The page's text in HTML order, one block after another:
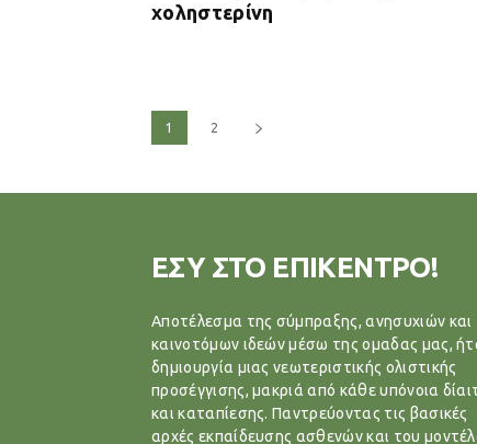
χοληστερίνη
1 2
ΕΣΥ ΣΤΟ ΕΠΙΚΕΝΤΡΟ!
Αποτέλεσμα της σύμπραξης, ανησυχιών και
καινοτόμων ιδεών μέσω της ομαδας μας,
δημιουργία μιας νεωτεριστικής ολιστικής
προσέγγισης, μακριά από κάθε υπόνοια
και καταπίεσης. Παντρεύοντας τις βασικές
αρχές εκπαίδευσης ασθενών και του